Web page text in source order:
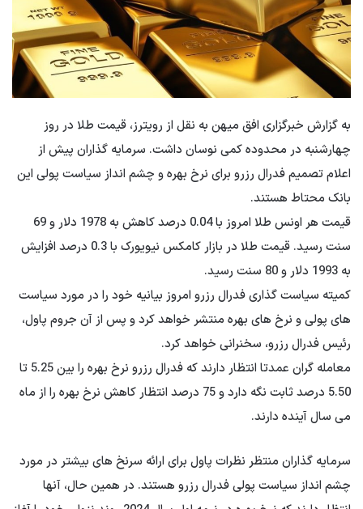
به گزارش خبرگزاری افق میهن به نقل از رویترز، قیمت طلا در روز
چهارشنبه در محدوده کمی نوسان داشت. سرمایه گذاران پیش از
اعلام تصمیم فدرال رزرو برای نرخ بهره و چشم انداز سیاست پولی این
بانک محتاط هستند.
قیمت هر اونس طلا امروز با 0.04 درصد کاهش به 1978 دلار و 69
سنت رسید. قیمت طلا در بازار کامکس نیویورک با 0.3 درصد افزایش
به 1993 دلار و 80 سنت رسید.
کمیته سیاست گذاری فدرال رزرو امروز بیانیه خود را در مورد سیاست
های پولی و نرخ های بهره منتشر خواهد کرد و پس از آن جروم پاول،
رئیس فدرال رزرو، سخنرانی خواهد کرد.
معامله گران عمدتا انتظار دارند که فدرال رزرو نرخ بهره را بین 5.25 تا
5.50 درصد ثابت نگه دارد و 75 درصد انتظار کاهش نرخ بهره را از ماه
می سال آینده دارند.
سرمایه گذاران منتظر نظرات پاول برای ارائه سرنخ های بیشتر در مورد
چشم انداز سیاست پولی فدرال رزرو هستند. در همین حال، آنها